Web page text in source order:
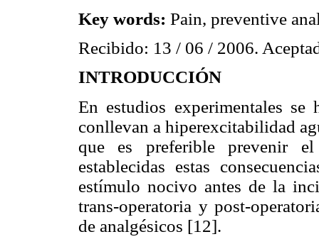
Key words: Pain, preventive
Recibido: 13 / 06 / 2006.
INTRODUCCIÓN
En estudios experimentales
conllevan a hiperexcitabilidad
que es preferible prevenir
establecidas estas
estímulo nocivo antes de la
trans-operatoria y post-
de analgésicos [12].